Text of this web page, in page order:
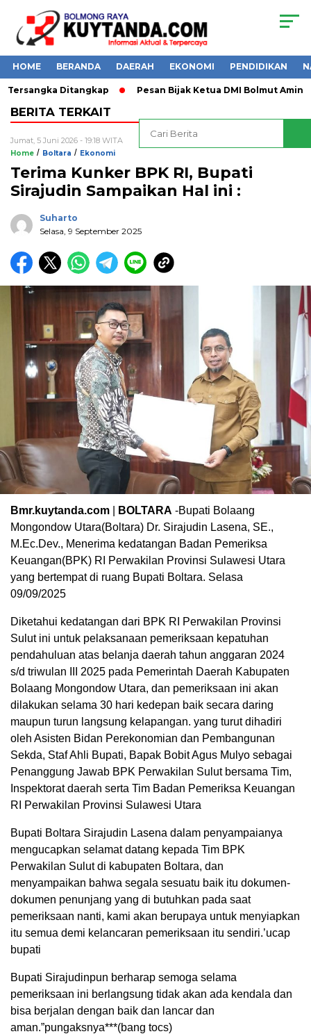
HOME BERANDA DAERAH EKONOMI PENDIDIKAN
Ditangkap Pesan Bijak Ketua DMI Bolmut Amin
Home / Boltara / Ekonomi
Terima Kunker BPK RI, Bupati
Sirajudin Sampaikan Hal ini :
Suharto
Selasa, 9 September 2025
Bmr.kuytanda.com BOLTARA -Bupati Bolaang
Mongondow Utara(Boltara) Dr. Sirajudin Lasena, SE.,
M.Ec.Dev., Menerima kedatangan Badan Pemeriksa
Keuangan(BPK) RI Perwakilan Provinsi Sulawesi Utara
yang bertempat di ruang Bupati Boltara. Selasa
09/09/2025
‎Diketahui kedatangan dari BPK RI Perwakilan Provinsi
Sulut ini untuk pelaksanaan pemeriksaan kepatuhan
pendahuluan atas belanja daerah tahun anggaran 2024
s/d triwulan III 2025 pada Pemerintah Daerah Kabupaten
Bolaang Mongondow Utara, dan pemeriksaan ini akan
dilakukan selama 30 hari kedepan baik secara daring
maupun turun langsung kelapangan. yang turut dihadiri
oleh Asisten Bidan Perekonomian dan Pembangunan
Sekda, Staf Ahli Bupati, Bapak Bobit Agus Mulyo sebagai
Penanggung Jawab BPK Perwakilan Sulut bersama Tim,
Inspektorat daerah serta Tim Badan Pemeriksa Keuangan
RI Perwakilan Provinsi Sulawesi Utara
‎‎Bupati Boltara Sirajudin Lasena dalam penyampaianya
mengucapkan selamat datang kepada Tim BPK
Perwakilan Sulut di kabupaten Boltara, dan
menyampaikan bahwa segala sesuatu baik itu dokumen-
dokumen penunjang yang di butuhkan pada saat
pemeriksaan nanti, kami akan berupaya untuk menyiapkan
itu semua demi kelancaran pemeriksaan itu sendiri.’ucap
bupati
‎‎Bupati Sirajudinpun berharap semoga selama
pemeriksaan ini berlangsung tidak akan ada kendala dan
bisa berjalan dengan baik dan lancar dan
aman.”pungaksnya***(bang tocs)
BERITA TERKAIT
Jumat, 5 Juni 2026 - 19:18 WITA